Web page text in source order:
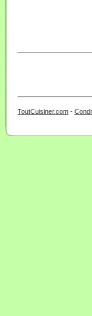
ToutCuisiner.com -